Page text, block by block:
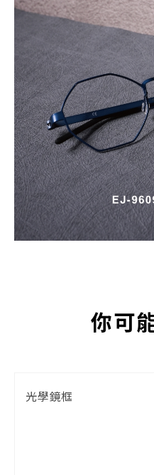
你可
光學鏡框